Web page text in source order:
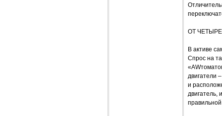
ОТ
В активе
Спрос на
двигатели
и
двигатель,